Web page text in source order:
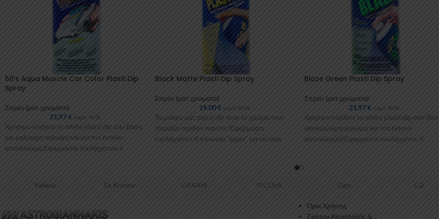
50’s Aqua Muscle Car Color Plasti Dip
Spray
Σπρέυ (ματ χρώματα)
21,97€ συμπ. ΦΠΑ
Χρησιμοποιήστε το white plasti dip σαν βάση
για καλύτερη κάλυψη και για πιο έντονο
αποτέλεσμα.Εφαρμόστε τουλάχιστον 6
Black Matte Plasti Dip Spray
Σπρέυ (ματ χρώματα)
19,00€ συμπ. ΦΠΑ
Το μαύρο ματ plasti dip είναι το χρώμα που
ταιριάζει σχεδόν παντού!Εφαρμόστε
τουλάχιστον 6 πλούσια "χέρια" για να είναι
Blaze Green Plasti Dip Spray
Σπρέυ (ματ χρώματα)
21,97€ συμπ. ΦΠΑ
Χρησιμοποιείστε το white plasti dip σαν
για καλύτερη κάλυψη και πιο έντονο
αποτέλεσμα!Εφαρμόστε τουλάχιστον 6
Fa Krosno OSRAM PICOYA Cam G3 Perflex
Όροι Χρήσης
Τρόποι Αποστολής &